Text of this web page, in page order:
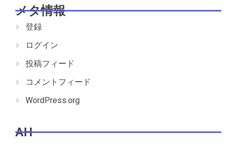
メタ情報
登録
ログイン
投稿フィード
コメントフィード
WordPress.org
AH